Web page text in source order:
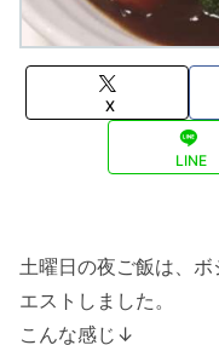
X
LINE
土曜日の夜ご飯は、
エストしました。
こんな感じ↓